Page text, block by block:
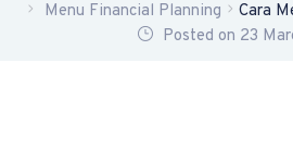
Menu Financial Planning
Cara
Posted on 23